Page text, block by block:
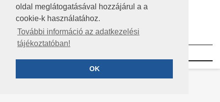
oldal meglátogatásával hozzájárul a a
cookie-k használatához.
További információ az adatkezelési
tájékoztatóban!
OK
KÖZÉRDEKŰ ADATOK
ADATVÉDELEM